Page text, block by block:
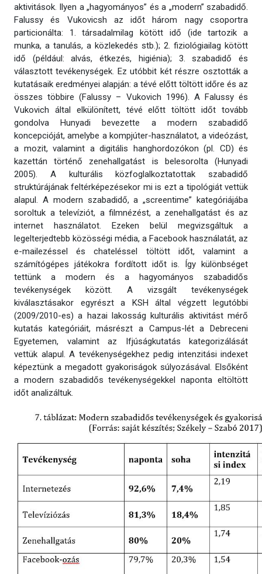
aktivitások. Ilyen a „hagyományos” és a „modern” szabadidő.
Falussy és Vukovicsh az időt három nagy csoportra
particionálta: 1. társadalmilag kötött idő (ide tartozik a
munka, a tanulás, a közlekedés stb.); 2. fiziológiailag kötött
idő (például: alvás, étkezés, higiénia); 3. szabadidő és
választott tevékenységek. Ez utóbbit két részre osztották a
kutatásaik eredményei alapján: a tévé előtt töltött időre és az
összes többire (Falussy – Vukovich 1996). A Falussy és
Vukovich által elkülönített, tévé előtt töltött időt tovább
gondolva Hunyadi bevezette a modern szabadidő
koncepcióját, amelybe a kompjúter-használatot, a videózást,
a mozit, valamint a digitális hanghordozókon (pl. CD) és
kazettán történő zenehallgatást is belesorolta (Hunyadi
2005). A kulturális közfoglalkoztatottak szabadidő
struktúrájának feltérképezésekor mi is ezt a tipológiát vettük
alapul. A modern szabadidő, a „screentime” kategóriájába
soroltuk a televíziót, a filmnézést, a zenehallgatást és az
internet használatot. Ezeken belül megvizsgáltuk a
legelterjedtebb közösségi média, a Facebook használatát, az
e-mailezéssel és chateléssel töltött időt, valamint a
számítógépes játékokra fordított időt is. Így különbséget
tettünk a modern és a hagyományos szabadidős
tevékenységek között. A vizsgált tevékenységek
kiválasztásakor egyrészt a KSH által végzett legutóbbi
(2009/2010-es) a hazai lakosság kulturális aktivitást mérő
kutatás kategóriáit, másrészt a Campus-lét a Debreceni
Egyetemen, valamint az Ifjúságkutatás kategorizálását
vettük alapul. A tevékenységekhez pedig intenzitási indexet
képeztünk a megadott gyakoriságok súlyozásával. Elsőként
a modern szabadidős tevékenységekkel naponta eltöltött
időt analizáltuk.